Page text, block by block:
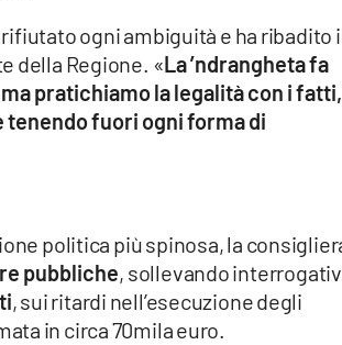
ogni ambiguità e ha ribadito
della Regione. «La ’ndrangheta fa
pratichiamo la legalità con i fatti,
tenendo fuori ogni forma di
politica più spinosa, la
pubbliche, sollevando
, sui ritardi nell’esecuzione degli
in circa 70mila euro.